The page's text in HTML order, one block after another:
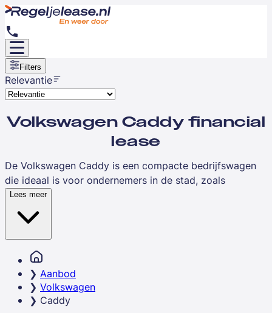
Filters
Relevantie
Volkswagen Caddy financial
lease
De Volkswagen Caddy is een compacte bedrijfswagen
die ideaal is voor ondernemers in de stad, zoals
loodgieters, elektriciens en koeriers. Deze betrouwbare
bus combineert wendbaarheid met voldoende
laadruimte voor dagelijkse werkzaamheden en maakt
indruk met zijn praktische indeling en zuinige motoren.
Met financial lease spreid je de investering over een
vaste looptijd en word je direct economisch eigenaar
van je Volkswagen Caddy.
Lees meer
Aanbod
Volkswagen
Caddy